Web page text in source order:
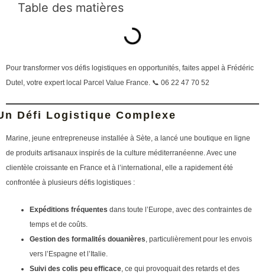
Table des matières
Pour transformer vos défis logistiques en opportunités, faites appel à Frédéric
Dutel, votre expert local Parcel Value France. 📞 06 22 47 70 52
Défi Logistique Complexe
Marine, jeune entrepreneuse installée à Sète, a lancé une boutique en ligne
de produits artisanaux inspirés de la culture méditerranéenne. Avec une
clientèle croissante en France et à l’international, elle a rapidement été
confrontée à plusieurs défis logistiques :
Expéditions fréquentes dans toute l’Europe, avec des contraintes de
temps et de coûts.
Gestion des formalités douanières, particulièrement pour les envois
vers l’Espagne et l’Italie.
Suivi des colis peu efficace, ce qui provoquait des retards et des